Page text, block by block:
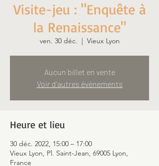
Visite-jeu : "Enquête à
la Renaissance"
ven. 30 déc.
  |
Vieux Lyon
Aucun billet en vente
Voir d'autres événements
Heure et lieu
30 déc. 2022, 15:00 – 17:00
Vieux Lyon, Pl. Saint-Jean, 69005 Lyon,
France